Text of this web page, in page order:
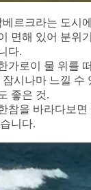
르크라는 도시
면해 있어 분
다.
가로이 물 위를
시나마 느낄 수
좋은 것.
참을 바라다보
니다.